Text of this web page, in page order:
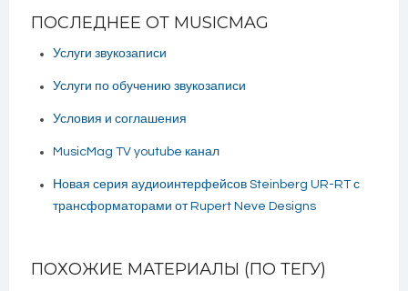
ПОСЛЕДНЕЕ ОТ MUSICMAG
Услуги звукозаписи
Услуги по обучению звукозаписи
Условия и соглашения
MusicMag TV youtube канал
Новая серия аудиоинтерфейсов Steinberg UR-RT с
трансформаторами от Rupert Neve Designs
ПОХОЖИЕ МАТЕРИАЛЫ (ПО ТЕГУ)